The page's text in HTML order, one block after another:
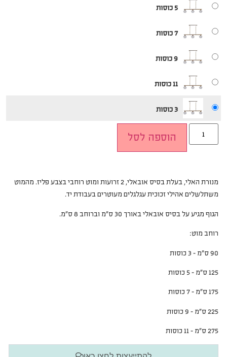
5 כוסות
7 כוסות
9 כוסות
11 כוסות
3 כוסות
הוספה לסל
מנורת האלי, בעלת בסיס אובאלי, 2 זרועות ומוט רוחבי בצבע פליז. מהמוט
משתלשלים אהילי זכוכית עגלגלים מעוטרים בעבודת יד.
הגוף מגיע על בסיס אובאלי באורך 30 ס”מ וברוחב 8 ס”מ.
רוחב מוט:
90 ס”מ – 3 כוסות
125 ס”מ – 5 כוסות
175 ס”מ – 7 כוסות
225 ס”מ – 9 כוסות
275 ס”מ – 11 כוסות